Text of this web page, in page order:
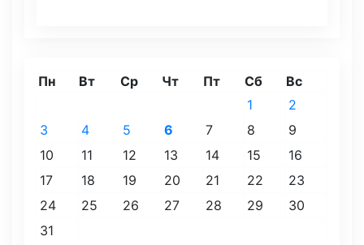
Пн Вт Ср Чт Пт Сб
Вс
1
2
3
4 5 6 7 8
9
10
11 12 13 14 15
16
17
18 19 20 21 22
23
24
25 26 27 28 29
30
31